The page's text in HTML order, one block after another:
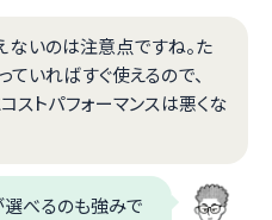
ないのは注意点ですね。た
いればすぐ使えるので、
ストパフォーマンスは悪くな
選べるのも強みで